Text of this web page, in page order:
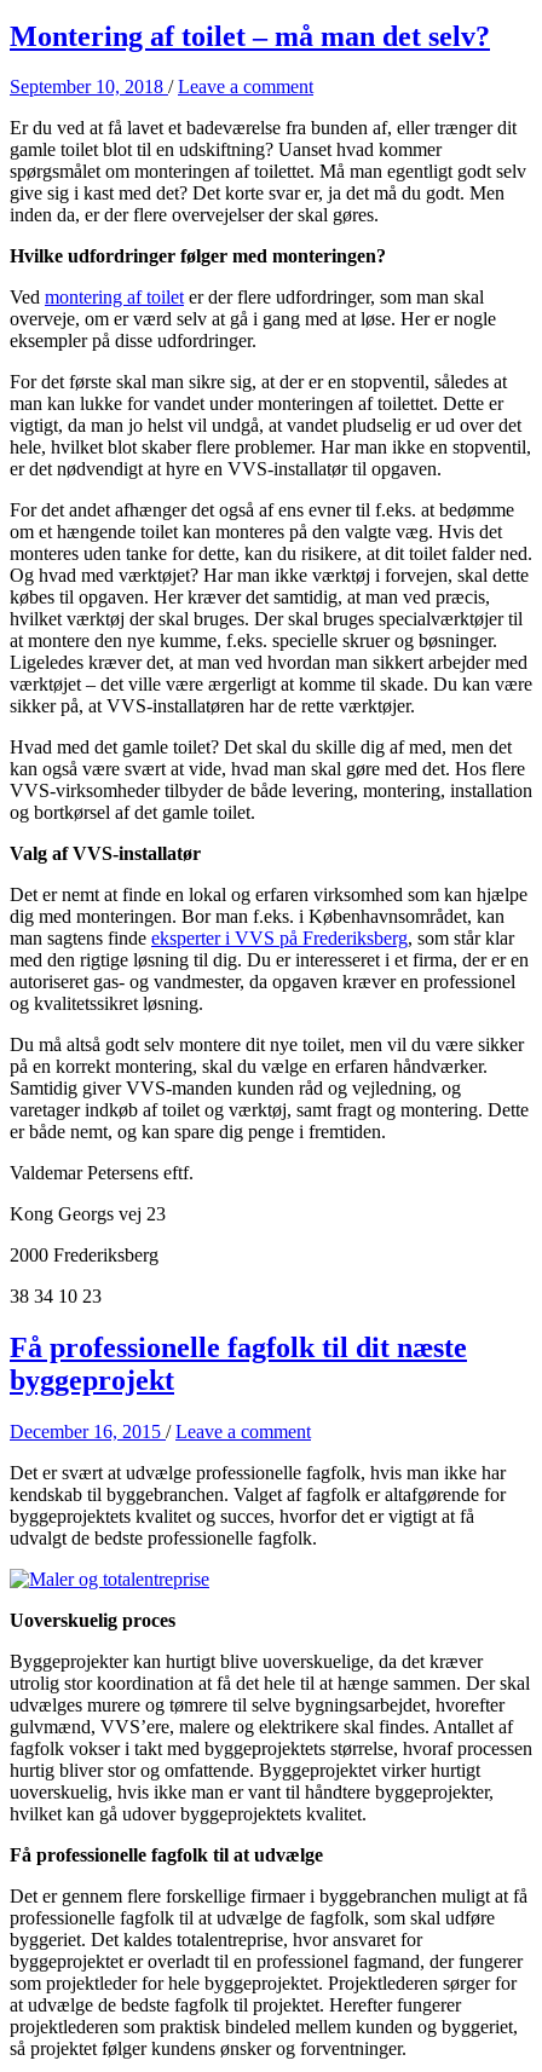
Montering af toilet – må man det selv?
September 10, 2018 /Leave a comment
Er du ved at få lavet et badeværelse fra bunden af, eller trænger dit
gamle toilet blot til en udskiftning? Uanset hvad kommer
spørgsmålet om monteringen af toilettet. Må man egentligt godt selv
give sig i kast med det? Det korte svar er, ja det må du godt. Men
inden da, er der flere overvejelser der skal gøres.
Hvilke udfordringer følger med monteringen?
Ved montering af toileter der flere udfordringer, som man skal
overveje, om er værd selv at gå i gang med at løse. Her er nogle
eksempler på disse udfordringer.
For det første skal man sikre sig, at der er en stopventil, således at
man kan lukke for vandet under monteringen af toilettet. Dette er
vigtigt, da man jo helst vil undgå, at vandet pludselig er ud over det
hele, hvilket blot skaber flere problemer. Har man ikke en stopventil,
er det nødvendigt at hyre en VVS-installatør til opgaven.
For det andet afhænger det også af ens evner til f.eks. at bedømme
om et hængende toilet kan monteres på den valgte væg. Hvis det
monteres uden tanke for dette, kan du risikere, at dit toilet falder ned.
Og hvad med værktøjet? Har man ikke værktøj i forvejen, skal dette
købes til opgaven. Her kræver det samtidig, at man ved præcis,
hvilket værktøj der skal bruges. Der skal bruges specialværktøjer til
at montere den nye kumme, f.eks. specielle skruer og bøsninger.
Ligeledes kræver det, at man ved hvordan man sikkert arbejder med
værktøjet – det ville være ærgerligt at komme til skade. Du kan være
sikker på, at VVS-installatøren har de rette værktøjer.
Hvad med det gamle toilet? Det skal du skille dig af med, men det
kan også være svært at vide, hvad man skal gøre med det. Hos flere
VVS-virksomheder tilbyder de både levering, montering, installation
og bortkørsel af det gamle toilet.
Valg af VVS-installatør
Det er nemt at finde en lokal og erfaren virksomhed som kan hjælpe
dig med monteringen. Bor man f.eks. i Københavnsområdet, kan
man sagtens finde eksperter i VVS på Frederiksberg, som står klar
med den rigtige løsning til dig. Du er interesseret i et firma, der er en
autoriseret gas- og vandmester, da opgaven kræver en professionel
og kvalitetssikret løsning.
Du må altså godt selv montere dit nye toilet, men vil du være sikker
på en korrekt montering, skal du vælge en erfaren håndværker.
Samtidig giver VVS-manden kunden råd og vejledning, og
varetager indkøb af toilet og værktøj, samt fragt og montering. Dette
er både nemt, og kan spare dig penge i fremtiden.
Valdemar Petersens eftf.
Kong Georgs vej 23
2000 Frederiksberg
38 34 10 23
Få professionelle fagfolk til dit næste
byggeprojekt
December 16, 2015 /Leave a comment
Det er svært at udvælge professionelle fagfolk, hvis man ikke har
kendskab til byggebranchen. Valget af fagfolk er altafgørende for
byggeprojektets kvalitet og succes, hvorfor det er vigtigt at få
udvalgt de bedste professionelle fagfolk.
Uoverskuelig proces
Byggeprojekter kan hurtigt blive uoverskuelige, da det kræver
utrolig stor koordination at få det hele til at hænge sammen. Der skal
udvælges murere og tømrere til selve bygningsarbejdet, hvorefter
gulvmænd, VVS’ere, malere og elektrikere skal findes. Antallet af
fagfolk vokser i takt med byggeprojektets størrelse, hvoraf processen
hurtig bliver stor og omfattende. Byggeprojektet virker hurtigt
uoverskuelig, hvis ikke man er vant til håndtere byggeprojekter,
hvilket kan gå udover byggeprojektets kvalitet.
Få professionelle fagfolk til at udvælge
Det er gennem flere forskellige firmaer i byggebranchen muligt at få
professionelle fagfolk til at udvælge de fagfolk, som skal udføre
byggeriet. Det kaldes totalentreprise, hvor ansvaret for
byggeprojektet er overladt til en professionel fagmand, der fungerer
som projektleder for hele byggeprojektet. Projektlederen sørger for
at udvælge de bedste fagfolk til projektet. Herefter fungerer
projektlederen som praktisk bindeled mellem kunden og byggeriet,
så projektet følger kundens ønsker og forventninger.